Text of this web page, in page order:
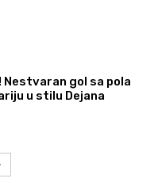
Nestvaran gol sa pola
u stilu Dejana